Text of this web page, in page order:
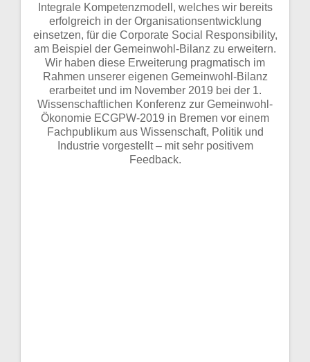
Integrale Kompetenzmodell, welches wir bereits
erfolgreich in der Organisationsentwicklung
einsetzen, für die Corporate Social Responsibility,
am Beispiel der Gemeinwohl-Bilanz zu erweitern.
Wir haben diese Erweiterung pragmatisch im
Rahmen unserer eigenen Gemeinwohl-Bilanz
erarbeitet und im November 2019 bei der 1.
Wissenschaftlichen Konferenz zur Gemeinwohl-
Ökonomie ECGPW-2019 in Bremen vor einem
Fachpublikum aus Wissenschaft, Politik und
Industrie vorgestellt – mit sehr positivem
Feedback.